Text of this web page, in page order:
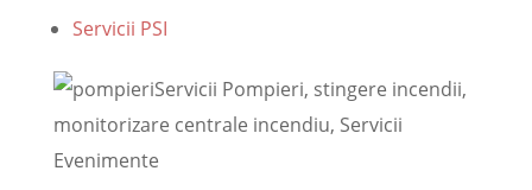
Servicii PSI
Servicii Pompieri, stingere incendii,
monitorizare centrale incendiu, Servicii
Evenimente